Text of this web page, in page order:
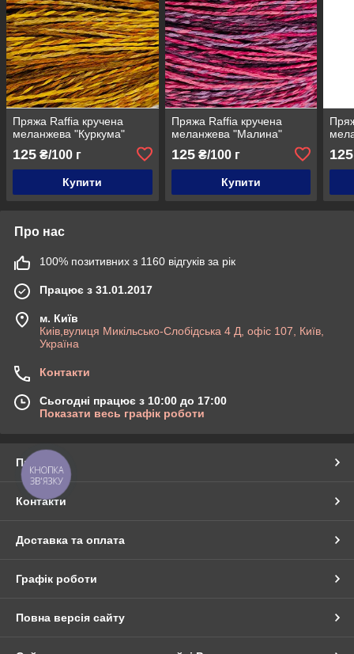
Пряжа Raffia кручена
меланжева "Куркума"
125 ₴/100 г
Купити
Пряжа Raffia кручена
меланжева "Малина"
125₴/100 г
Купити
125
Про нас
100% позитивних з 1160 відгуків за рік
Працює з 31.01.2017
м. Київ
Киів,вулиця Микільсько-Слобідська 4 Д, офіс 107, Київ,
Україна
Контакти
Сьогодні працює з 10:00 до 17:00
Показати весь графік роботи
Про нас
Контакти
Доставка та оплата
Графік роботи
Повна версія сайту
КНОПКА
ЗВ'ЯЗКУ